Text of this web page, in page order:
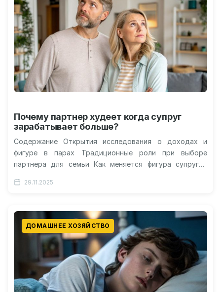
Почему партнер худеет когда супруг
зарабатывает больше?
Содержание Открытия исследования о доходах и
фигуре в парах Традиционные роли при выборе
партнера для семьи Как меняется фигура супругов
29.11.2025
ДОМАШНЕЕ ХОЗЯЙСТВО